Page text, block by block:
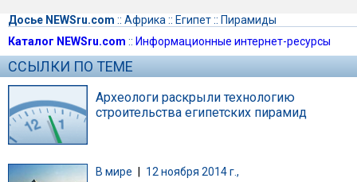
Досье NEWSru.com :: Африка :: Египет:: Пирамиды
Каталог NEWSru.com :: Информационные интернет-ресурсы
ССЫЛКИ ПО ТЕМЕ
Археологи раскрыли технологию
строительства египетских пирамид
В мире | 12 ноября 2014 г.,